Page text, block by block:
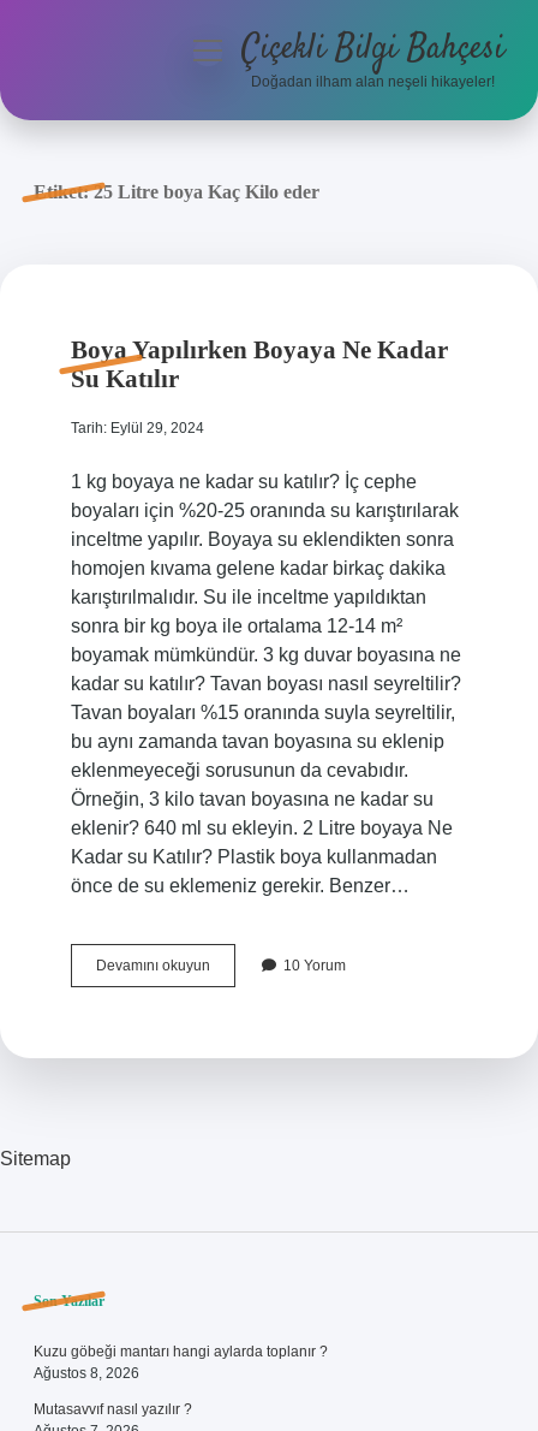
Anasayfa
menüyüÇiçekli Bilgi Bahçesi
Doğadan ilham alan neşeli hikayeler!
Etiket:25 Litre boya Kaç Kilo eder
Boya Yapılırken Boyaya Ne Kadar
Su Katılır
Tarih: Eylül 29, 2024
1 kg boyaya ne kadar su katılır? İç cephe
boyaları için %20-25 oranında su karıştırılarak
inceltme yapılır. Boyaya su eklendikten sonra
homojen kıvama gelene kadar birkaç dakika
karıştırılmalıdır. Su ile inceltme yapıldıktan
sonra bir kg boya ile ortalama 12-14 m²
boyamak mümkündür. 3 kg duvar boyasına ne
kadar su katılır? Tavan boyası nasıl seyreltilir?
Tavan boyaları %15 oranında suyla seyreltilir,
bu aynı zamanda tavan boyasına su eklenip
eklenmeyeceği sorusunun da cevabıdır.
Örneğin, 3 kilo tavan boyasına ne kadar su
eklenir? 640 ml su ekleyin. 2 Litre boyaya Ne
Kadar su Katılır? Plastik boya kullanmadan
önce de su eklemeniz gerekir. Benzer…
Devamını okuyunBoya
Yapılırken
10 Yorum
Sitemap
Sidebar
Son Yazılar
Kuzu göbeği mantarı hangi aylarda toplanır ?
Ağustos 8, 2026
Mutasavvıf nasıl yazılır ?